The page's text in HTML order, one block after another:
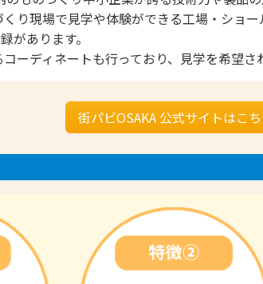
企業賞
制度
生活関連等
り現場で見学や体験ができる工場・ショ
があります。
ーディネートも行っており、見学を希望
街パビOSAKA 公式サイトはこ